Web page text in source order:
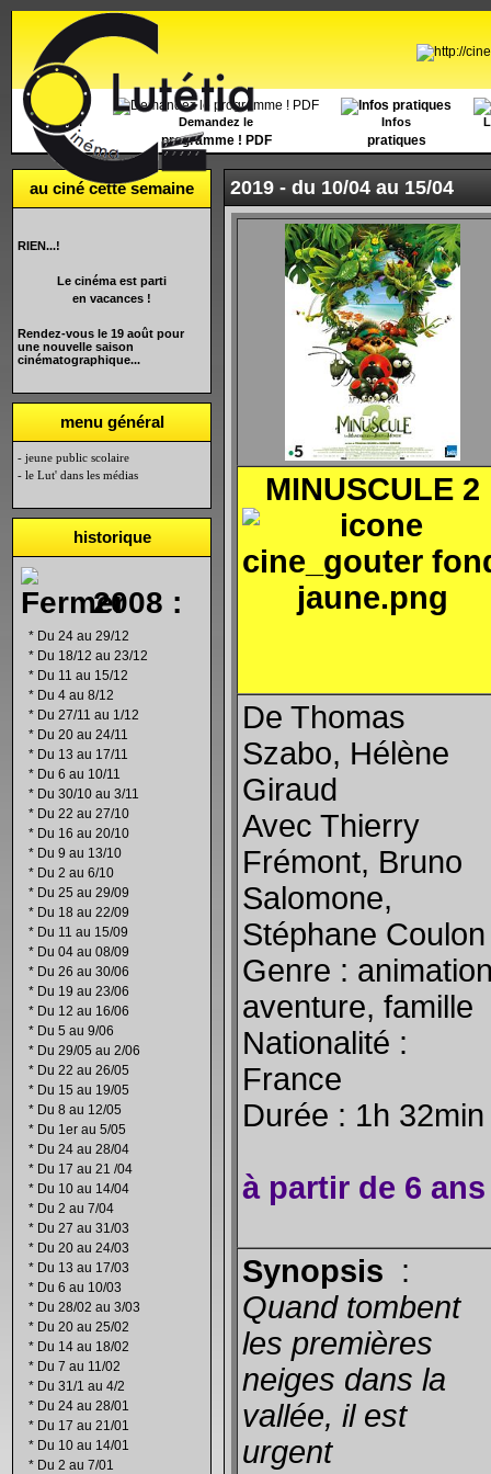
Accueil Demandez le
programme ! PDF
Infos
pratiques
au ciné cette semaine
RIEN...!
Le cinéma est parti
en vacances !
Rendez-vous le 19 août pour
une nouvelle saison
cinématographique...
menu général
- jeune public scolaire
- le Lut' dans les médias
historique
2008 :
* Du 24 au 29/12
* Du 18/12 au 23/12
* Du 11 au 15/12
* Du 4 au 8/12
* Du 27/11 au 1/12
* Du 20 au 24/11
* Du 13 au 17/11
* Du 6 au 10/11
* Du 30/10 au 3/11
* Du 22 au 27/10
* Du 16 au 20/10
* Du 9 au 13/10
* Du 2 au 6/10
* Du 25 au 29/09
* Du 18 au 22/09
* Du 11 au 15/09
* Du 04 au 08/09
* Du 26 au 30/06
* Du 19 au 23/06
* Du 12 au 16/06
* Du 5 au 9/06
* Du 29/05 au 2/06
* Du 22 au 26/05
* Du 15 au 19/05
* Du 8 au 12/05
* Du 1er au 5/05
* Du 24 au 28/04
* Du 17 au 21 /04
* Du 10 au 14/04
* Du 2 au 7/04
* Du 27 au 31/03
* Du 20 au 24/03
* Du 13 au 17/03
* Du 6 au 10/03
* Du 28/02 au 3/03
* Du 20 au 25/02
* Du 14 au 18/02
* Du 7 au 11/02
* Du 31/1 au 4/2
* Du 24 au 28/01
* Du 17 au 21/01
* Du 10 au 14/01
* Du 2 au 7/01
2019 - du 10/04 au 15/04
MINUSCULE 2
De Thomas
Szabo, Hélène
Giraud
Avec Thierry
Frémont, Bruno
Salomone,
Stéphane Coulon
Genre :
aventure, famille
Nationalité :
France
Durée : 1h 32min
à partir de 6 ans
Synopsis :
Quand tombent
les premières
neiges dans la
vallée, il est
urgent